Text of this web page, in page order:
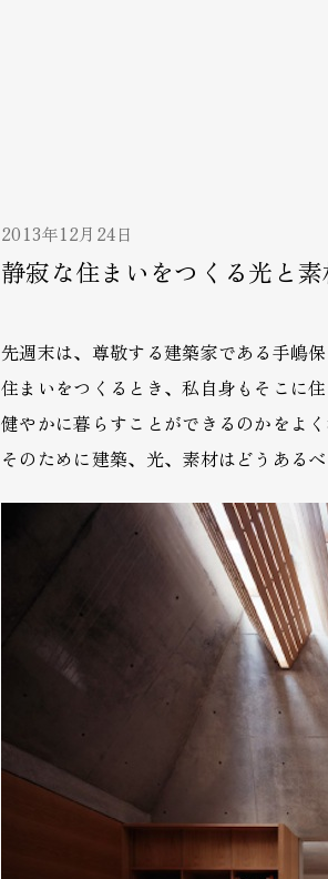
2013年12月24日
静寂な住まいをつくる光と素
先週末は、尊敬する建築家である手嶋
住まいをつくるとき、私自身もそこに
健やかに暮らすことができるのかをよく
そのために建築、光、素材はどうある